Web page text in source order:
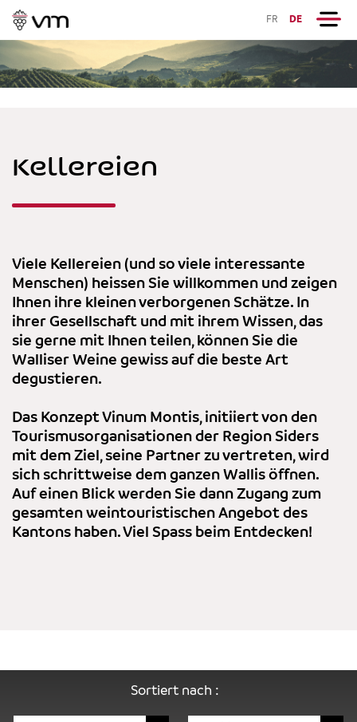
FR DE
Kellereien
Viele Kellereien (und so viele interessante
Menschen) heissen Sie willkommen und zeigen
Ihnen ihre kleinen verborgenen Schätze. In
ihrer Gesellschaft und mit ihrem Wissen, das
sie gerne mit Ihnen teilen, können Sie die
Walliser Weine gewiss auf die beste Art
degustieren.
Das Konzept Vinum Montis, initiiert von den
Tourismusorganisationen der Region Siders
mit dem Ziel, seine Partner zu vertreten, wird
sich schrittweise dem ganzen Wallis öffnen.
Auf einen Blick werden Sie dann Zugang zum
gesamten weintouristischen Angebot des
Kantons haben. Viel Spass beim Entdecken!
Sortiert nach :